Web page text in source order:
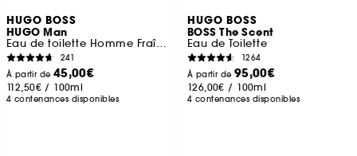
HUGO BOSS
HUGO Man
Eau de toilette Homme Fraîche et Aromatique
241
À partir de 45,00€
112,50€ / 100ml
4 contenances disponibles
HUGO BOSS
BOSS The Scent
Eau de Toilette
1264
À partir de 95,00€
126,00€ / 100ml
4 contenances disponibles